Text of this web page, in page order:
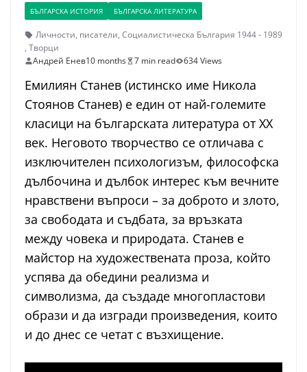
БЪЛГАРСКА ИСТОРИЯ БЪЛГАРСКА ЛИТЕРАТУРА
Личности, писатели, Социалистическа България 1944 - 1989
, Творци
Андрей Енев10 months 7 min read 634 Views
Емилиян Станев (истинско име Никола
Стоянов Станев) е един от най-големите
класици на българската литература от ХХ
век. Неговото творчество се отличава с
изключителен психологизъм, философска
дълбочина и дълбок интерес към вечните
нравствени въпроси – за доброто и злото,
за свободата и съдбата, за връзката
между човека и природата. Станев е
майстор на художествената проза, който
успява да обедини реализма и
символизма, да създаде многопластови
образи и да изгради произведения, които
и до днес се четат с възхищение.